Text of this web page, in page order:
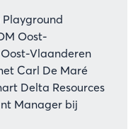
Playground
Oost-
Vlaanderen
Carl De Maré
Delta Resources
Manager bij